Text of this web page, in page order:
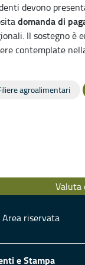
devono
domanda di
Il sostegno è
contemplate
agroalimentari
Valuta
Area riservata
e Stampa